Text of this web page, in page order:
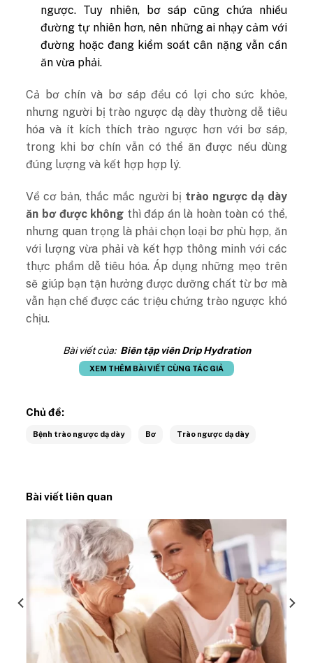
ngược. Tuy nhiên, bơ sáp cũng chứa nhiều
đường tự nhiên hơn, nên những ai nhạy cảm với
đường hoặc đang kiểm soát cân nặng vẫn cần
ăn vừa phải.
Cả bơ chín và bơ sáp đều có lợi cho sức khỏe,
nhưng người bị trào ngược dạ dày thường dễ tiêu
hóa và ít kích thích trào ngược hơn với bơ sáp,
trong khi bơ chín vẫn có thể ăn được nếu dùng
đúng lượng và kết hợp hợp lý.
Về cơ bản, thắc mắc người bị trào ngược dạ dày
ăn bơ được không thì đáp án là hoàn toàn có thể,
nhưng quan trọng là phải chọn loại bơ phù hợp, ăn
với lượng vừa phải và kết hợp thông minh với các
thực phẩm dễ tiêu hóa. Áp dụng những mẹo trên
sẽ giúp bạn tận hưởng được dưỡng chất từ bơ mà
vẫn hạn chế được các triệu chứng trào ngược khó
chịu.
Bài viết của: Biên tập viên Drip Hydration
XEM THÊM BÀI VIẾT CÙNG TÁC GIẢ
Chủ đề:
Bệnh trào ngược dạ dày Bơ Trào ngược dạ dày
Bài viết liên quan